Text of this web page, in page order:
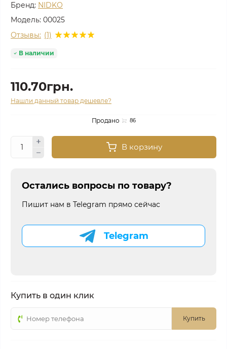
Бренд: NIDKO
Модель: 00025
Отзывы: (1)
В наличии
110.70грн.
Нашли данный товар дешевле?
Продано 86
В корзину
Остались вопросы по товару?
Пишит нам в Telegram прямо сейчас
Telegram
Купить в один клик
Купить